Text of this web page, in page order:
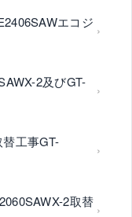
エコジ
2及びGT-
工事GT-
2取替